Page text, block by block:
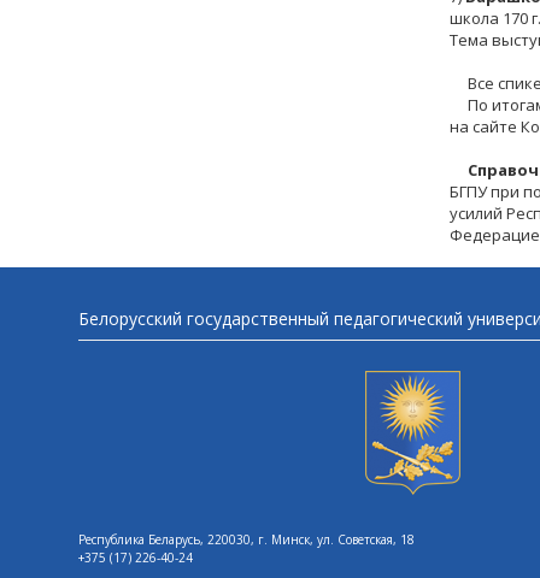
школа 170
Тема
Все
По
на сайте
БГПУ при
усилий
Белорусский государственный педагогический
Республика Беларусь, 220030, г. Минск, ул. Советская, 18
+375 (17) 226-40-24